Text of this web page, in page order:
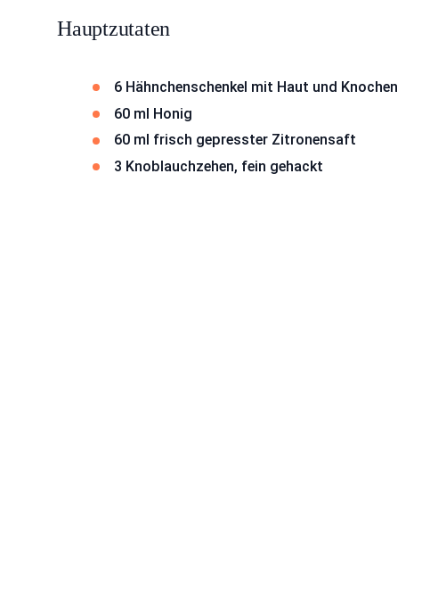
Hauptzutaten
6 Hähnchenschenkel mit Haut und Knochen
60 ml Honig
60 ml frisch gepresster Zitronensaft
3 Knoblauchzehen, fein gehackt